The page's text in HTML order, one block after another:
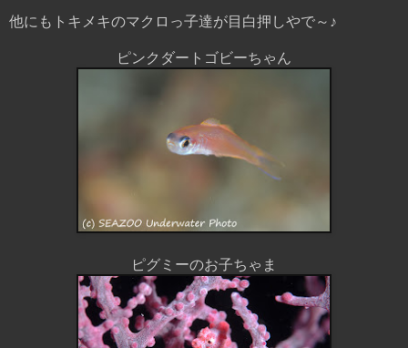
他にもトキメキのマクロっ子達が目白押しやで～♪
ピンクダートゴビーちゃん
ピグミーのお子ちゃま